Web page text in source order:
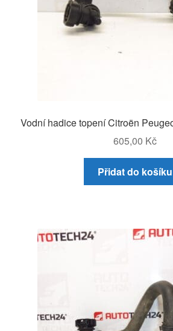
Vodní hadice topení Citroën
605,00 Kč
Přidat do košíku